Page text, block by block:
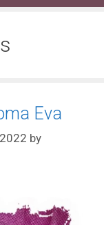
Eva
by